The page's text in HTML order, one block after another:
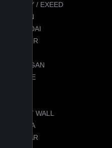
CHERY / EXEED
RAVON
HYUNDAI
JETOUR
CHANGAN
DODGE
GREAT WALL
HONDA
JAGUAR